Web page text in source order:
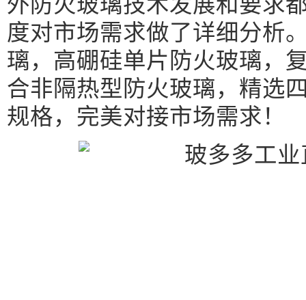
度对市场需求做了详细分析
璃，高硼硅单片防火玻璃，
合非隔热型防火玻璃，精选
规格，完美对接市场需求！